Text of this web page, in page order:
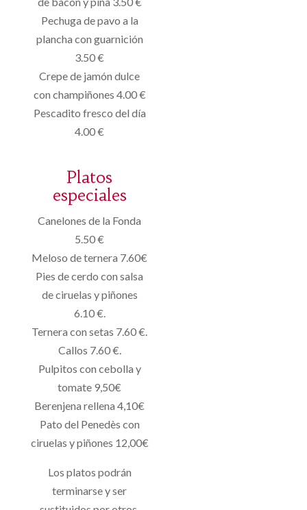
Pechuga de pavo a la
plancha con guarnición
3.50 €
Crepe de jamón dulce
con champiñones 4.00 €
Pescadito fresco del día
4.00 €
Platos
especiales
Canelones de la Fonda
5.50 €
Meloso de ternera 7.60€
Pies de cerdo con salsa
de ciruelas y piñones
6.10 €.
Ternera con setas 7.60 €.
Callos 7.60 €.
Pulpitos con cebolla y
tomate 9,50€
Berenjena rellena 4,10€
Pato del Penedès con
ciruelas y piñones 12,00€
Los platos podrán
terminarse y ser